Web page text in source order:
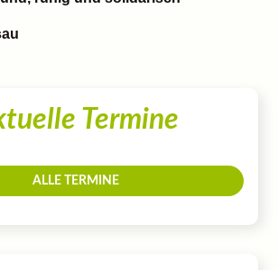
Termine
ALLE TERMINE